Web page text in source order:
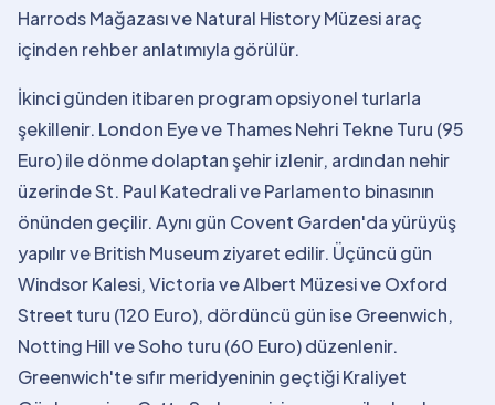
Harrods Mağazası ve Natural History Müzesi araç
içinden rehber anlatımıyla görülür.
İkinci günden itibaren program opsiyonel turlarla
şekillenir. London Eye ve Thames Nehri Tekne Turu (95
Euro) ile dönme dolaptan şehir izlenir, ardından nehir
üzerinde St. Paul Katedrali ve Parlamento binasının
önünden geçilir. Aynı gün Covent Garden'da yürüyüş
yapılır ve British Museum ziyaret edilir. Üçüncü gün
Windsor Kalesi, Victoria ve Albert Müzesi ve Oxford
Street turu (120 Euro), dördüncü gün ise Greenwich,
Notting Hill ve Soho turu (60 Euro) düzenlenir.
Greenwich'te sıfır meridyeninin geçtiği Kraliyet